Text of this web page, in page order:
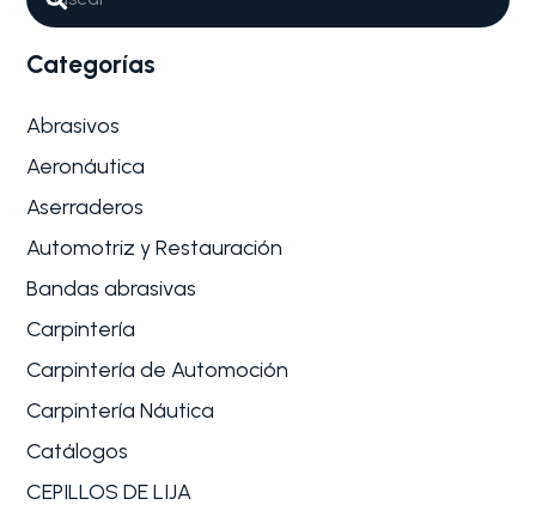
Categorías
Abrasivos
Aeronáutica
Aserraderos
Automotriz y Restauración
Bandas abrasivas
Carpintería
Carpintería de Automoción
Carpintería Náutica
Catálogos
CEPILLOS DE LIJA